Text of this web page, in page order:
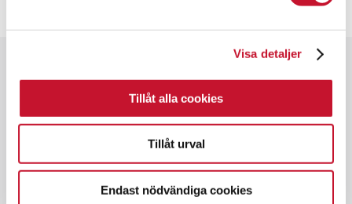
Visa detaljer
Tillåt alla cookies
Tillåt urval
Endast nödvändiga cookies
Snabbfakta
✓ Kontorslokal